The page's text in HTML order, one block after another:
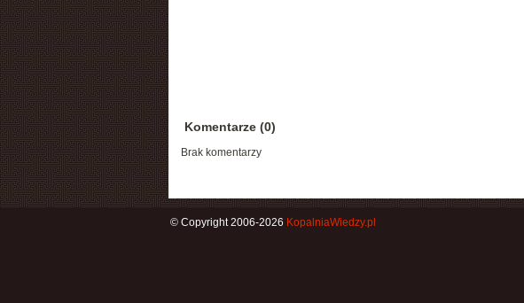
Komentarze (0)
Brak komentarzy
© Copyright 2006-2026 KopalniaWiedzy.pl